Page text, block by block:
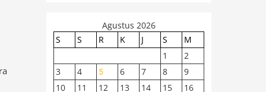
1
2
3
4 5 6 7 8
9
10
11 12 13 14 15
16
17
18 19 20 21 22
23